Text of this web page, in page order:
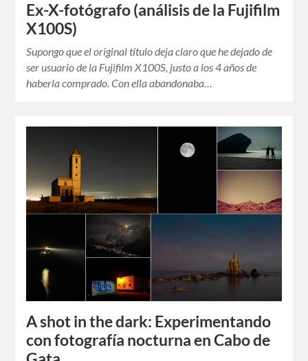
Ex-X-fotógrafo (análisis de la Fujifilm
X100S)
Supongo que el original título deja claro que he dejado de
ser usuario de la Fujifilm X100S, justo a los 4 años de
haberla comprado. Con ella abandonaba…
A shot in the dark: Experimentando
con fotografía nocturna en Cabo de